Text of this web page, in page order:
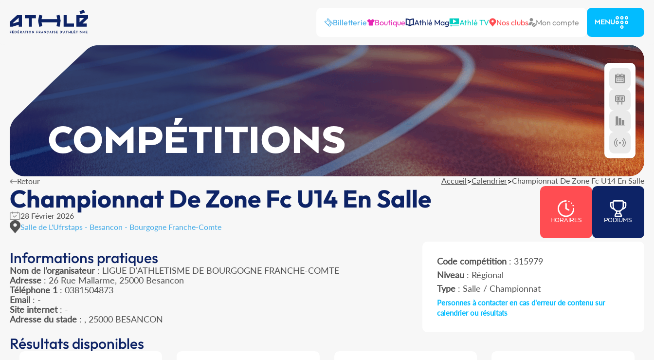
Billetterie Boutique Athlé Mag Athlé TV Nos clubs Mon compte MENU
COMPÉTITIONS
Retour Accueil>Calendrier>Championnat De Zone Fc U14 En Salle
Championnat De Zone Fc U14 En Salle
28 Février 2026
Salle de L'Ufrstaps - Besancon - Bourgogne Franche-Comte
HORAIRES PODIUMS
Informations pratiques
Nom de l’organisateur : LIGUE D'ATHLETISME DE BOURGOGNE FRANCHE-COMTE
Adresse : 26 Rue Mallarme, 25000 Besancon
Téléphone 1 : 0381504873
Email : -
Site internet: -
Adresse du stade : , 25000 BESANCON
Code compétition: 315979
Niveau: Régional
Type: Salle / Championnat
Personnes à contacter en cas d'erreur de contenu sur
calendrier ou résultats
Résultats disponibles